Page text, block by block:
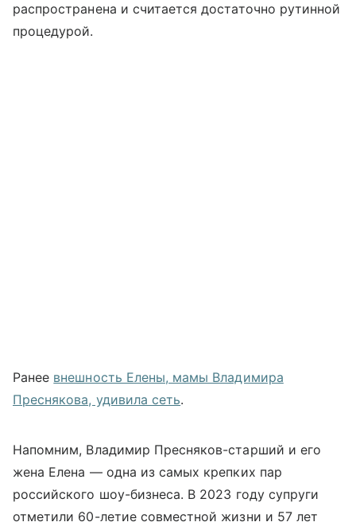
распространена и считается достаточно рутинной
процедурой.
Ранее внешность Елены, мамы Владимира
Преснякова, удивила сеть.
Напомним, Владимир Пресняков-старший и его
жена Елена — одна из самых крепких пар
российского шоу-бизнеса. В 2023 году супруги
отметили 60-летие совместной жизни и 57 лет